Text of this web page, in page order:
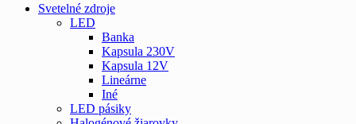
Svetelné zdroje
LED
Banka
Kapsula 230V
Kapsula 12V
Lineárne
Iné
LED pásiky